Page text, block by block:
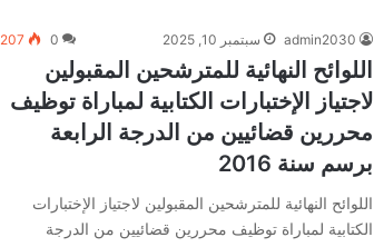
admin2030 سبتمبر 10, 2025 0
207
اللوائح النهائية للمترشحين المقبولين
لاجتياز الإختبارات الكتابية لمباراة توظيف
محررين قضائيين من الدرجة الرابعة
برسم سنة 2016
اللوائح النهائية للمترشحين المقبولين لاجتياز الإختبارات
الكتابية لمباراة توظيف محررين قضائيين من الدرجة